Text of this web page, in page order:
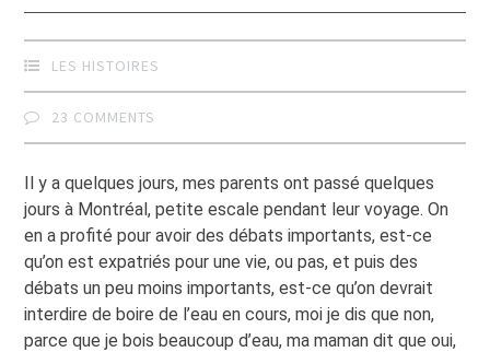
LES HISTOIRES
23 COMMENTS
Il y a quelques jours, mes parents ont passé quelques
jours à Montréal, petite escale pendant leur voyage. On
en a profité pour avoir des débats importants, est-ce
qu’on est expatriés pour une vie, ou pas, et puis des
débats un peu moins importants, est-ce qu’on devrait
interdire de boire de l’eau en cours, moi je dis que non,
parce que je bois beaucoup d’eau, ma maman dit que oui,